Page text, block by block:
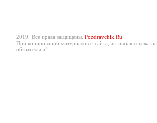
2019. Все права защищены. Pozdravchik.Ru
При копировании материалов с сайта, активная ссылка на
обязательна!